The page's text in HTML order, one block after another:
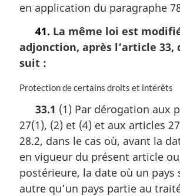
en application du paragraphe
41. La même loi est
adjonction, après l’article 33,
suit :
N
e
m
r
g
i
Protection de certains droits et intérêts
33.1 (1) Par dérogation aux
27(1), (2) et (4) et aux articles
28.2, dans le cas où, avant la
en vigueur du présent article
postérieure, la date où un pays
autre qu’un pays partie au